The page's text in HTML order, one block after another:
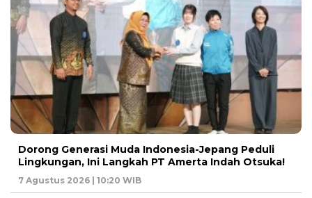
Dorong Generasi Muda Indonesia-Jepang Peduli
Lingkungan, Ini Langkah PT Amerta Indah Otsuka!
7 Agustus 2026 | 10:20 WIB